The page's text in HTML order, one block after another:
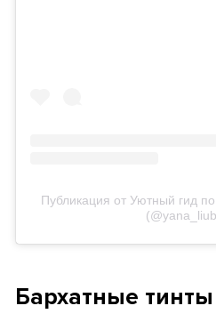
Публикация от Уютный гид
Бархатные тинты